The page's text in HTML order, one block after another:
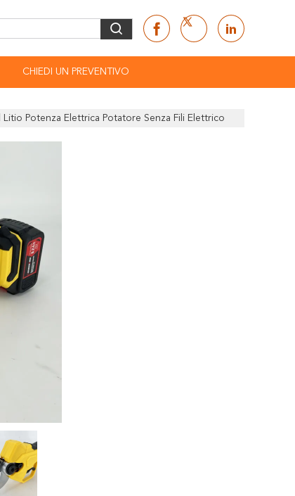
CHIEDI UN PREVENTIVO
Potenza Elettrica Potatore Senza Fili Elettrico